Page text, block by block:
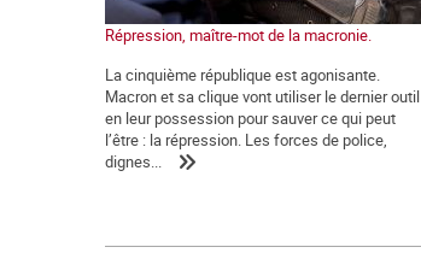
Répression, maître-mot de la macronie.
La cinquième république est agonisante.
Macron et sa clique vont utiliser le dernier outil
en leur possession pour sauver ce qui peut
l’être : la répression. Les forces de police,
dignes...